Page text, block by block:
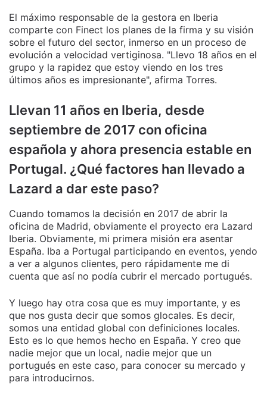
El máximo responsable de la gestora en Iberia
comparte con Finect los planes de la firma y su visión
sobre el futuro del sector, inmerso en un proceso de
evolución a velocidad vertiginosa. "Llevo 18 años en el
grupo y la rapidez que estoy viendo en los tres
últimos años es impresionante", afirma Torres.
Llevan 11 años en Iberia, desde
septiembre de 2017 con oficina
española y ahora presencia estable en
Portugal. ¿Qué factores han llevado a
Lazard a dar este paso?
Cuando tomamos la decisión en 2017 de abrir la
oficina de Madrid, obviamente el proyecto era Lazard
Iberia. Obviamente, mi primera misión era asentar
España. Iba a Portugal participando en eventos, yendo
a ver a algunos clientes, pero rápidamente me di
cuenta que así no podía cubrir el mercado portugués.
Y luego hay otra cosa que es muy importante, y es
que nos gusta decir que somos glocales. Es decir,
somos una entidad global con definiciones locales.
Esto es lo que hemos hecho en España. Y creo que
nadie mejor que un local, nadie mejor que un
portugués en este caso, para conocer su mercado y
para introducirnos.